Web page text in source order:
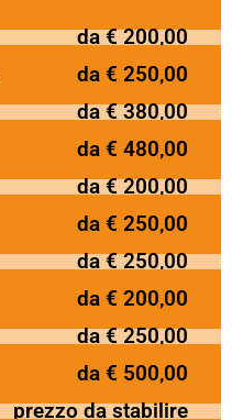
da € 200,00
da € 250,00
da € 380,00
da € 480,00
da € 200,00
da € 250,00
da € 250,00
da € 200,00
da € 250,00
da € 500,00
prezzo da stabilire